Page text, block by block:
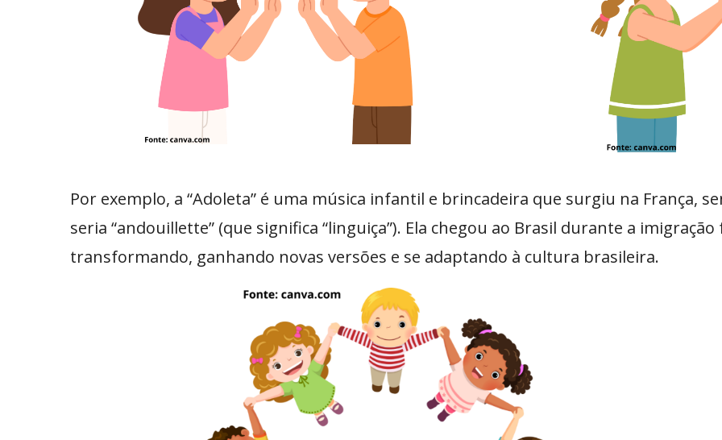
Por exemplo, a “Adoleta” é uma música infantil e brincadeira que surgiu na França,
seria “andouillette” (que significa “linguiça”). Ela chegou ao Brasil durante a
transformando, ganhando novas versões e se adaptando à cultura brasileira.